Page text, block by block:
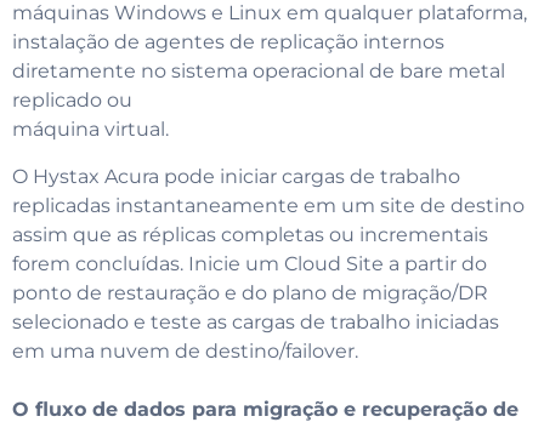
máquinas Windows e Linux em qualquer plataforma,
instalação de agentes de replicação internos
diretamente no sistema operacional de bare metal
replicado ou
máquina virtual.
O Hystax Acura pode iniciar cargas de trabalho
replicadas instantaneamente em um site de destino
assim que as réplicas completas ou incrementais
forem concluídas. Inicie um Cloud Site a partir do
ponto de restauração e do plano de migração/DR
selecionado e teste as cargas de trabalho iniciadas
em uma nuvem de destino/failover.
O fluxo de dados para migração e recuperação de